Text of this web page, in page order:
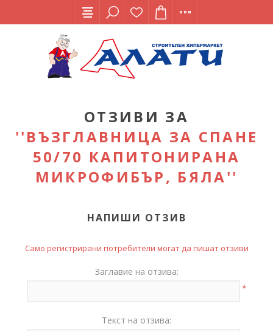
ОТЗИВИ ЗА
ВЪЗГЛАВНИЦА ЗА СПАНЕ
50/70 КАПИТОНИРАНА
МИКРОФИБЪР, БЯЛА
НАПИШИ ОТЗИВ
Само регистрирани потребители могат да пишат отзиви
Заглавие на отзива:
*
Текст на отзива: